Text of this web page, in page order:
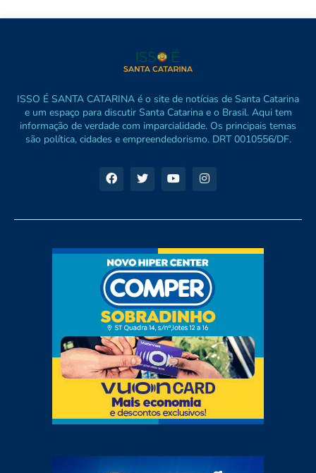
ISSO É SANTA CATARINA é o site de notícias de Santa Catarina
e um espaço para discutir Santa Catarina e o Brasil. Aqui tem
informação de verdade com imparcialidade. Os principais temas
são política, cidades e empreendedorismo. DRT 0010556/DF.